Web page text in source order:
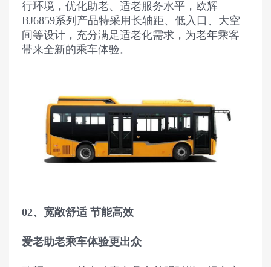
行环境，优化助老、适老服务水平，欧辉
BJ6859系列产品特采用长轴距、低入口、大空
间等设计，充分满足适老化需求，为老年乘客
带来全新的乘车体验。
02、宽敞舒适 节能高效
爱老助老乘车体验更出众